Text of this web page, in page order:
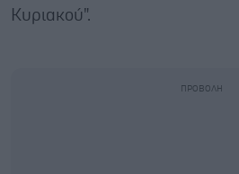
Κυριακού".